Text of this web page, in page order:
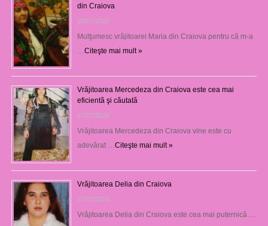
din Craiova
28/07/2026
Mulţumesc vrăjitoarei Maria din Craiova pentru că m-a
Citeşte mai mult »
Vrăjitoarea Mercedeza din Craiova este cea mai
eficientă şi căutată
27/07/2026
Vrăjitoarea Mercedeza din Craiova vine este cu
adevărat … Citeşte mai mult »
Vrăjitoarea Delia din Craiova
27/07/2026
Vrăjitoarea Delia din Craiova este cea mai puternică …